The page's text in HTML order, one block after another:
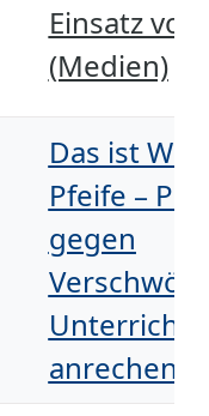
Einsatz
(Medien)
Das ist
Pfeife –
gegen
Unterricht